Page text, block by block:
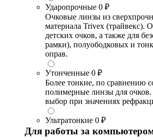
Ударопрочные 0 ₽
Очковые линзы из
материала Trivex (трайвекс).
детских очков, а также для
рамки), полуободковых и
оправ.
Утонченные 0 ₽
Более тонкие, по сравнению
полимерные линзы для
выбор при значениях
Ультратонкие 0 ₽
Для работы за